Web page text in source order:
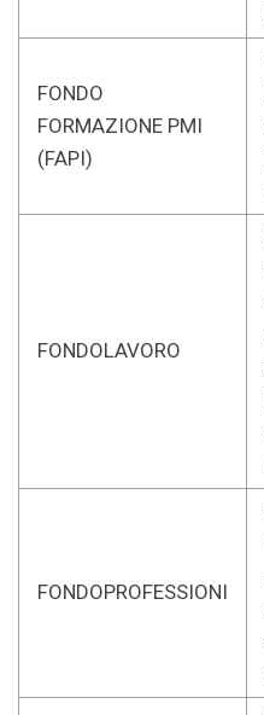
FONDO
FORMAZIONE PMI
(FAPI)
FONDOLAVORO
FONDOPROFESSIONI